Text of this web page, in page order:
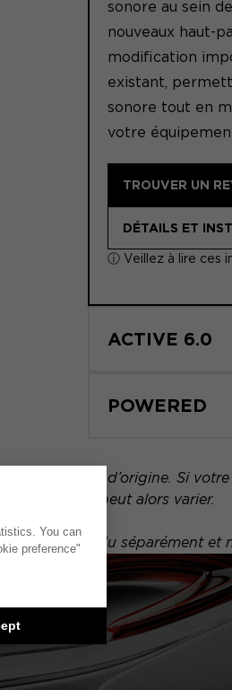
sonore au sein
nouveaux haut-
modification
existant,
sonore tout en
votre
TROUVER UN
DÉTAILS ET
ⓘ Veillez à lire ces
ACTIVE 6.0
POWERED
constructeur d’origine. Si
ce schéma peut alors varier.
est vendu séparément et